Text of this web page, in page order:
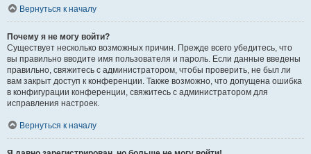
Вернуться к началу
Почему я не могу войти?
Существует несколько возможных причин. Прежде всего убедитесь, что
вы правильно вводите имя пользователя и пароль. Если данные введены
правильно, свяжитесь с администратором, чтобы проверить, не был ли
вам закрыт доступ к конференции. Также возможно, что допущена ошибка
в конфигурации конференции, свяжитесь с администратором для
исправления настроек.
Вернуться к началу